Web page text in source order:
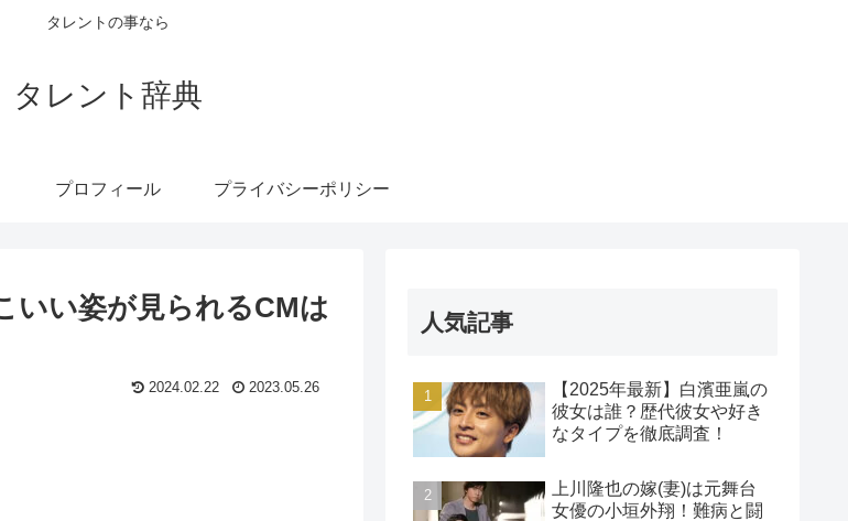
タレントの事なら
タレント辞典
プロフィール プライバシーポリシー
いい姿が見られるCMは
2024.02.22 2023.05.26
人気記事
【2025年最新】白濱亜嵐の
彼女は誰？歴代彼女や好き
なタイプを徹底調査！
上川隆也の嫁(妻)は元舞台
女優の小垣外翔！難病と闘